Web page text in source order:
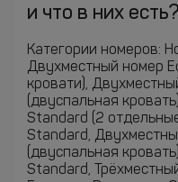
и что в них есть?
Категории номеров:
Двухместный номер
кровати),
(двуспальная
Standard (2
Standard,
(двуспальная
Standard,